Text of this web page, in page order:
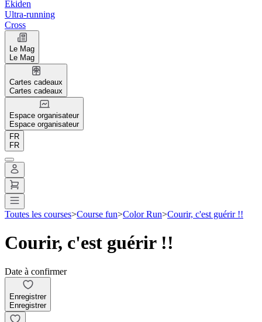
Ekiden
Ultra-running
Cross
Le Mag
Le Mag
Cartes cadeaux
Cartes cadeaux
Espace organisateur
Espace organisateur
FR
FR
Toutes les courses>Course fun>Color Run>Courir, c'est guérir !!
Courir, c'est guérir !!
Date à confirmer
Enregistrer
Enregistrer